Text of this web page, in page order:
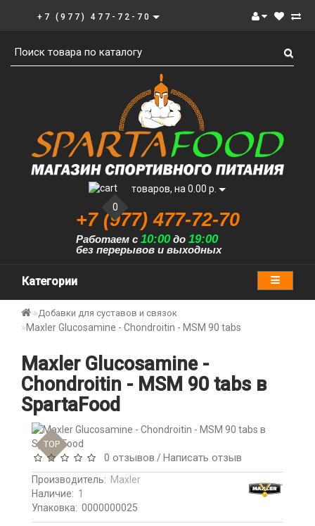
+7 (977) 477-72-70
0
товаров, на 0.00 р.
+7 (977) 477-72-70
Работаем с 10:00до 19:00
без перерывов и выходных
Категории
Добавки для суставов и связок
Maxler Glucosamine - Chondroitin - MSM 90 tabs
Maxler Glucosamine -
Chondroitin - MSM 90 tabs в
SpartaFood
TOP
0 отзывов /Написать отзыв
Производитель: Maxler
Наличие: 1
Упаковка: 0000000025